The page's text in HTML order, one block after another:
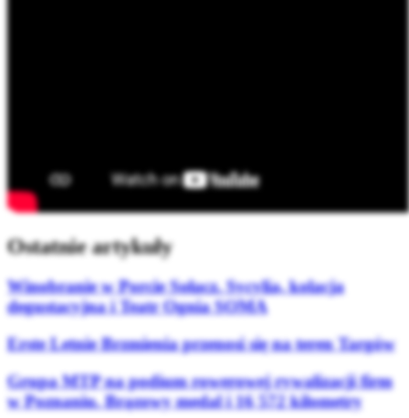
Ostatnie artykuły
Winobranie w Porcie Sołacz. Sycylia, kolacja
degustacyjna i Teatr Ognia SOMA
Erste Letnie Brzmienia przenosi się na teren Targów
Grupa MTP na podium rowerowej rywalizacji firm
w Poznaniu. Brązowy medal i 16 572 kilometry